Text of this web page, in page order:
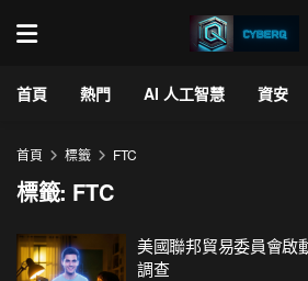
首頁 熱門 AI 人工智慧 資安
首頁 標籤 FTC
標籤: FTC
美國聯邦貿易委員會啟
調查